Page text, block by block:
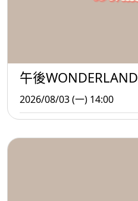
午後WONDERLAND
2026/08/03 (一) 14:00